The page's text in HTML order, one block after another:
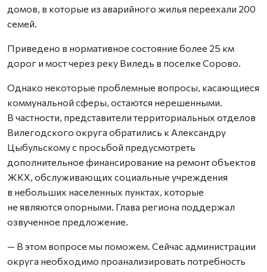
домов, в которые из аварийного жилья переехали 200
семей.
Приведено в нормативное состояние более 25 км
дорог и мост через реку Виледь в поселке Сорово.
Однако некоторые проблемные вопросы, касающиеся
коммунальной сферы, остаются нерешенными.
В частности, представители территориальных отделов
Вилегодского округа обратились к Александру
Цыбульскому с просьбой предусмотреть
дополнительное финансирование на ремонт объектов
ЖКХ, обслуживающих социальные учреждения
в небольших населенных пунктах, которые
не являются опорными. Глава региона поддержал
озвученное предложение.
— В этом вопросе мы поможем. Сейчас администрации
округа необходимо проанализировать потребность